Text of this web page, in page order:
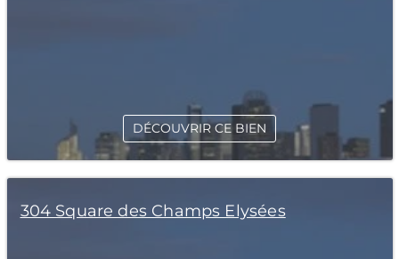
DÉCOUVRIR CE BIEN
304 Square des Champs Elysées